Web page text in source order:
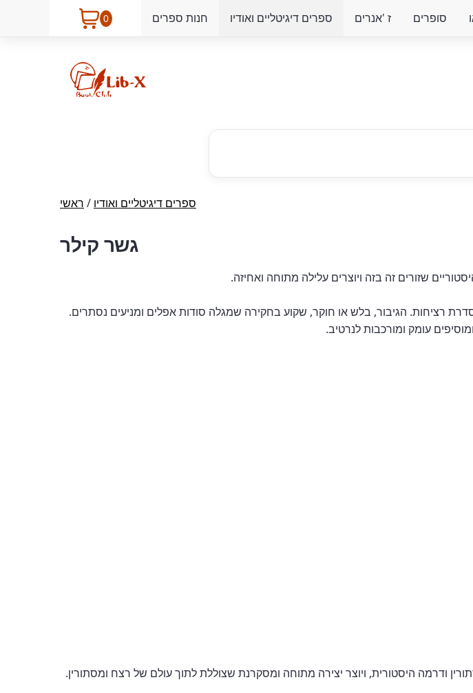
0 חנות ספרים ספרים דיגיטליים ואודיו ז 'אנרים סופרים
ראשי / ספרים דיגיטליים ואודיו
גשר קילר
שזורים זה בזה ויוצרים עלילה מתוחה ואחיזה.
רציחות. הגיבור, בלש או חוקר, שקוע בחקירה שמגלה סודות אפלים ומניעים נסתרים.
עומק ומורכבות לנרטיב.